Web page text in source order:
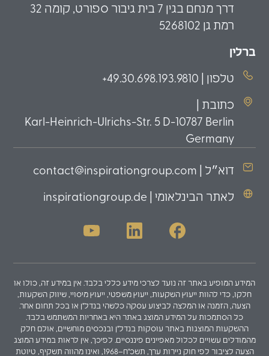
דרך מנחם בגין 7 בית גיבור ספורט, קומה 32
רמת גן 5268102
ברלין
טלפון | 49.30.698.193.9810+
כתובת |
Karl-Heinrich-Ulrichs-Str. 5 D-10787 Berlin
Germany
דוא״ל | contact@inspirationgroup.com
לאתר הבינלאומי | inspirationgroup.de
המידע המופיע באתר זה נועד לצרכי מידע כללי בלבד. אין במידע זה, כולו או
חלקו, כדי להוות ייעוץ השקעות, ייעוץ משפטי, ייעוץ מיסויי, שיווק השקעות,
הצעה, הזמנה או המלצה לביצוע עסקה כלשהי בנדל"ן או בכל תחום אחר.
כל הסתמכות על המידע המוצג באתר היא באחריות המשתמש בלבד.
ההשקעות המוצגות באתר עוסקות בנדל"ן ובנכסים מוחשיים, אולם חלק
מהמודלים עשויים לכלול מאפיינים פיננסיים. לפיכך, אין לראות במידע המוצג
הצעה לציבור לפי חוק ניירות ערך, תשכ"ח–1968, ואינו מהווה תשקיף, טיוטת